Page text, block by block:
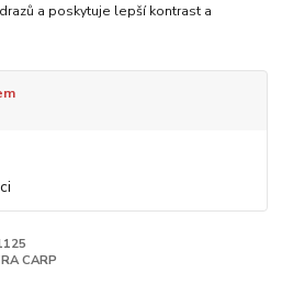
a poskytuje lepší kontrast a
CARP